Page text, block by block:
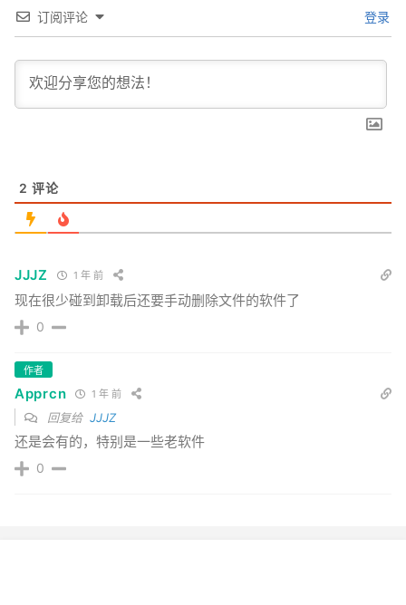
订阅评论 登录
2 评论
JJJZ 1 年 前
现在很少碰到卸载后还要手动删除文件的软件了
0
作者
Apprcn 1 年 前
回复给 JJJZ
还是会有的，特别是一些老软件
0